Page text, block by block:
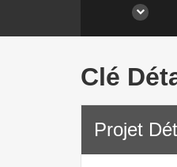
Clé
Projet